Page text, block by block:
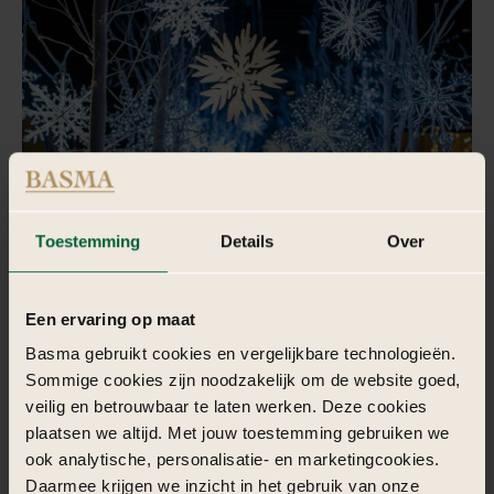
Toestemming Details Over
Een ervaring op maat
Basma gebruikt cookies en vergelijkbare technologieën.
Sommige cookies zijn noodzakelijk om de website goed,
veilig en betrouwbaar te laten werken. Deze cookies
plaatsen we altijd. Met jouw toestemming gebruiken we
ook analytische, personalisatie- en marketingcookies.
Daarmee krijgen we inzicht in het gebruik van onze